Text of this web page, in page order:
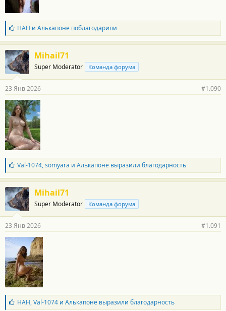
Б
л
а
г
о
д
а
н
о
с
т
и
:
НАН и Алькапонепоблагодарили
Mihail71
Super Moderator Команда форума
23 Янв 2026 #1.090
Б
л
а
г
о
д
а
н
о
с
т
и
:
Val-1074,somyara и Алькапоневыразили благодарность
Mihail71
Super Moderator Команда форума
23 Янв 2026 #1.091
Б
НАН,Val-1074и Алькапоневыразили благодарность